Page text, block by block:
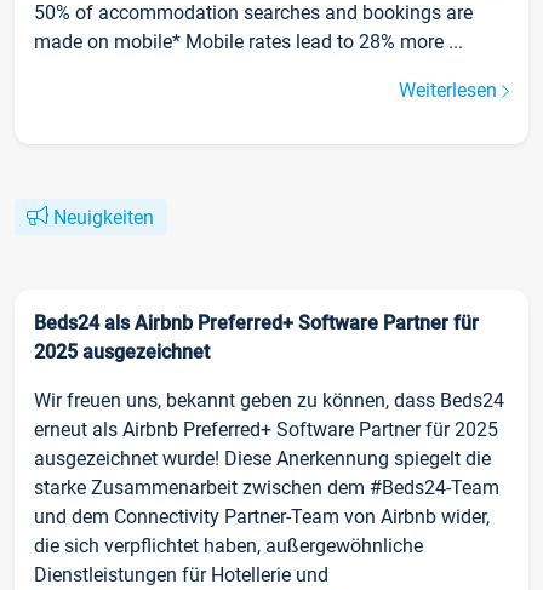
50% of accommodation searches and bookings are
made on mobile* Mobile rates lead to 28% more ...
Weiterlesen
Neuigkeiten
Beds24 als Airbnb Preferred+ Software Partner für
2025 ausgezeichnet
Wir freuen uns, bekannt geben zu können, dass Beds24
erneut als Airbnb Preferred+ Software Partner für 2025
ausgezeichnet wurde! Diese Anerkennung spiegelt die
starke Zusammenarbeit zwischen dem #Beds24-Team
und dem Connectivity Partner-Team von Airbnb wider,
die sich verpflichtet haben, außergewöhnliche
Dienstleistungen für Hotellerie und